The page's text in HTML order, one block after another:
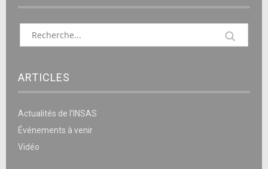
ARTICLES
Actualités de l’INSAS
Événements à venir
Vidéo